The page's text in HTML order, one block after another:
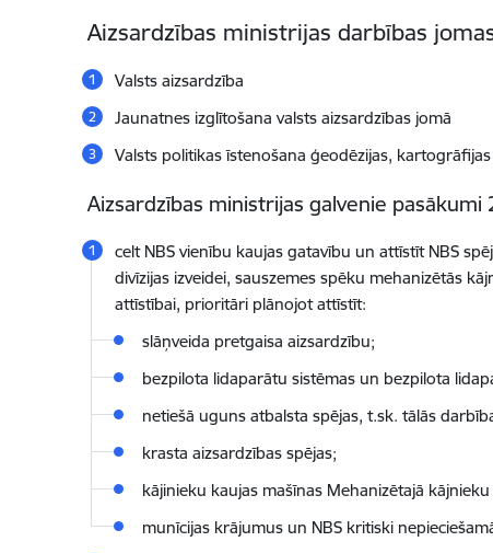
Aizsardzības ministrijas darbības
Valsts aizsardzība
Jaunatnes izglītošana valsts aizsardzības jomā
Valsts politikas īstenošana ģeodēzijas,
Aizsardzības ministrijas galvenie pasākumi
celt NBS vienību kaujas gatavību un attīstīt NBS
divīzijas izveidei, sauszemes spēku mehanizētās
attīstībai, prioritāri plānojot attīstīt:
slāņveida pretgaisa aizsardzību;
bezpilota lidaparātu sistēmas un bezpilota
netiešā uguns atbalsta spējas, t.sk. tālās
krasta aizsardzības spējas;
kājinieku kaujas mašīnas Mehanizētajā
munīcijas krājumus un NBS kritiski